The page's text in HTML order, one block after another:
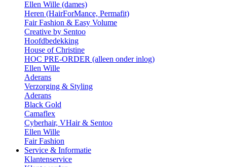
Ellen Wille (dames)
Heren (HairForMance, Permafit)
Fair Fashion & Easy Volume
Creative by Sentoo
Hoofdbedekking
House of Christine
HOC PRE-ORDER (alleen onder inlog)
Ellen Wille
Aderans
Verzorging & Styling
Aderans
Black Gold
Camaflex
Cyberhair, VHair & Sentoo
Ellen Wille
Fair Fashion
Service & Informatie
Klantenservice